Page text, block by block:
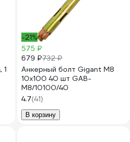
1
-21%
575 ₽
679 ₽732 ₽
Анкерный болт Gigant М8
10x100 40 шт GAB-
M8/10100/40
4.7(41)
В корзину